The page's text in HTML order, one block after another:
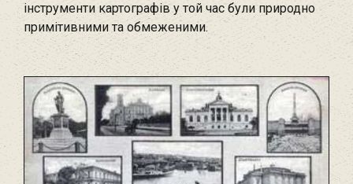
інструменти картографів у той час були природно
примітивними та обмеженими.